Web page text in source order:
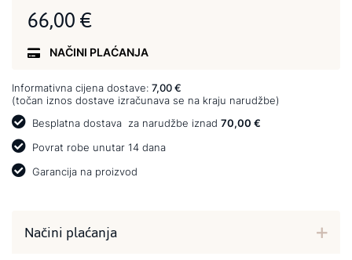
66,00 €
NAČINI PLAĆANJA
Informativna cijena dostave: 7,00 €
(točan iznos dostave izračunava se na kraju narudžbe)
Besplatna dostava za narudžbe iznad 70,00 €
Povrat robe unutar 14 dana
Garancija na proizvod
Načini plaćanja